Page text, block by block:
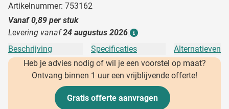
Artikelnummer: 753162
Vanaf0,89 per stuk
Levering vanaf24 augustus 2026
Beschrijving Specificaties
Alternatieven
Heb je advies nodig of wil je een voorstel op maat?
Ontvang binnen 1 uur een vrijblijvende offerte!
Gratis offerte aanvragen